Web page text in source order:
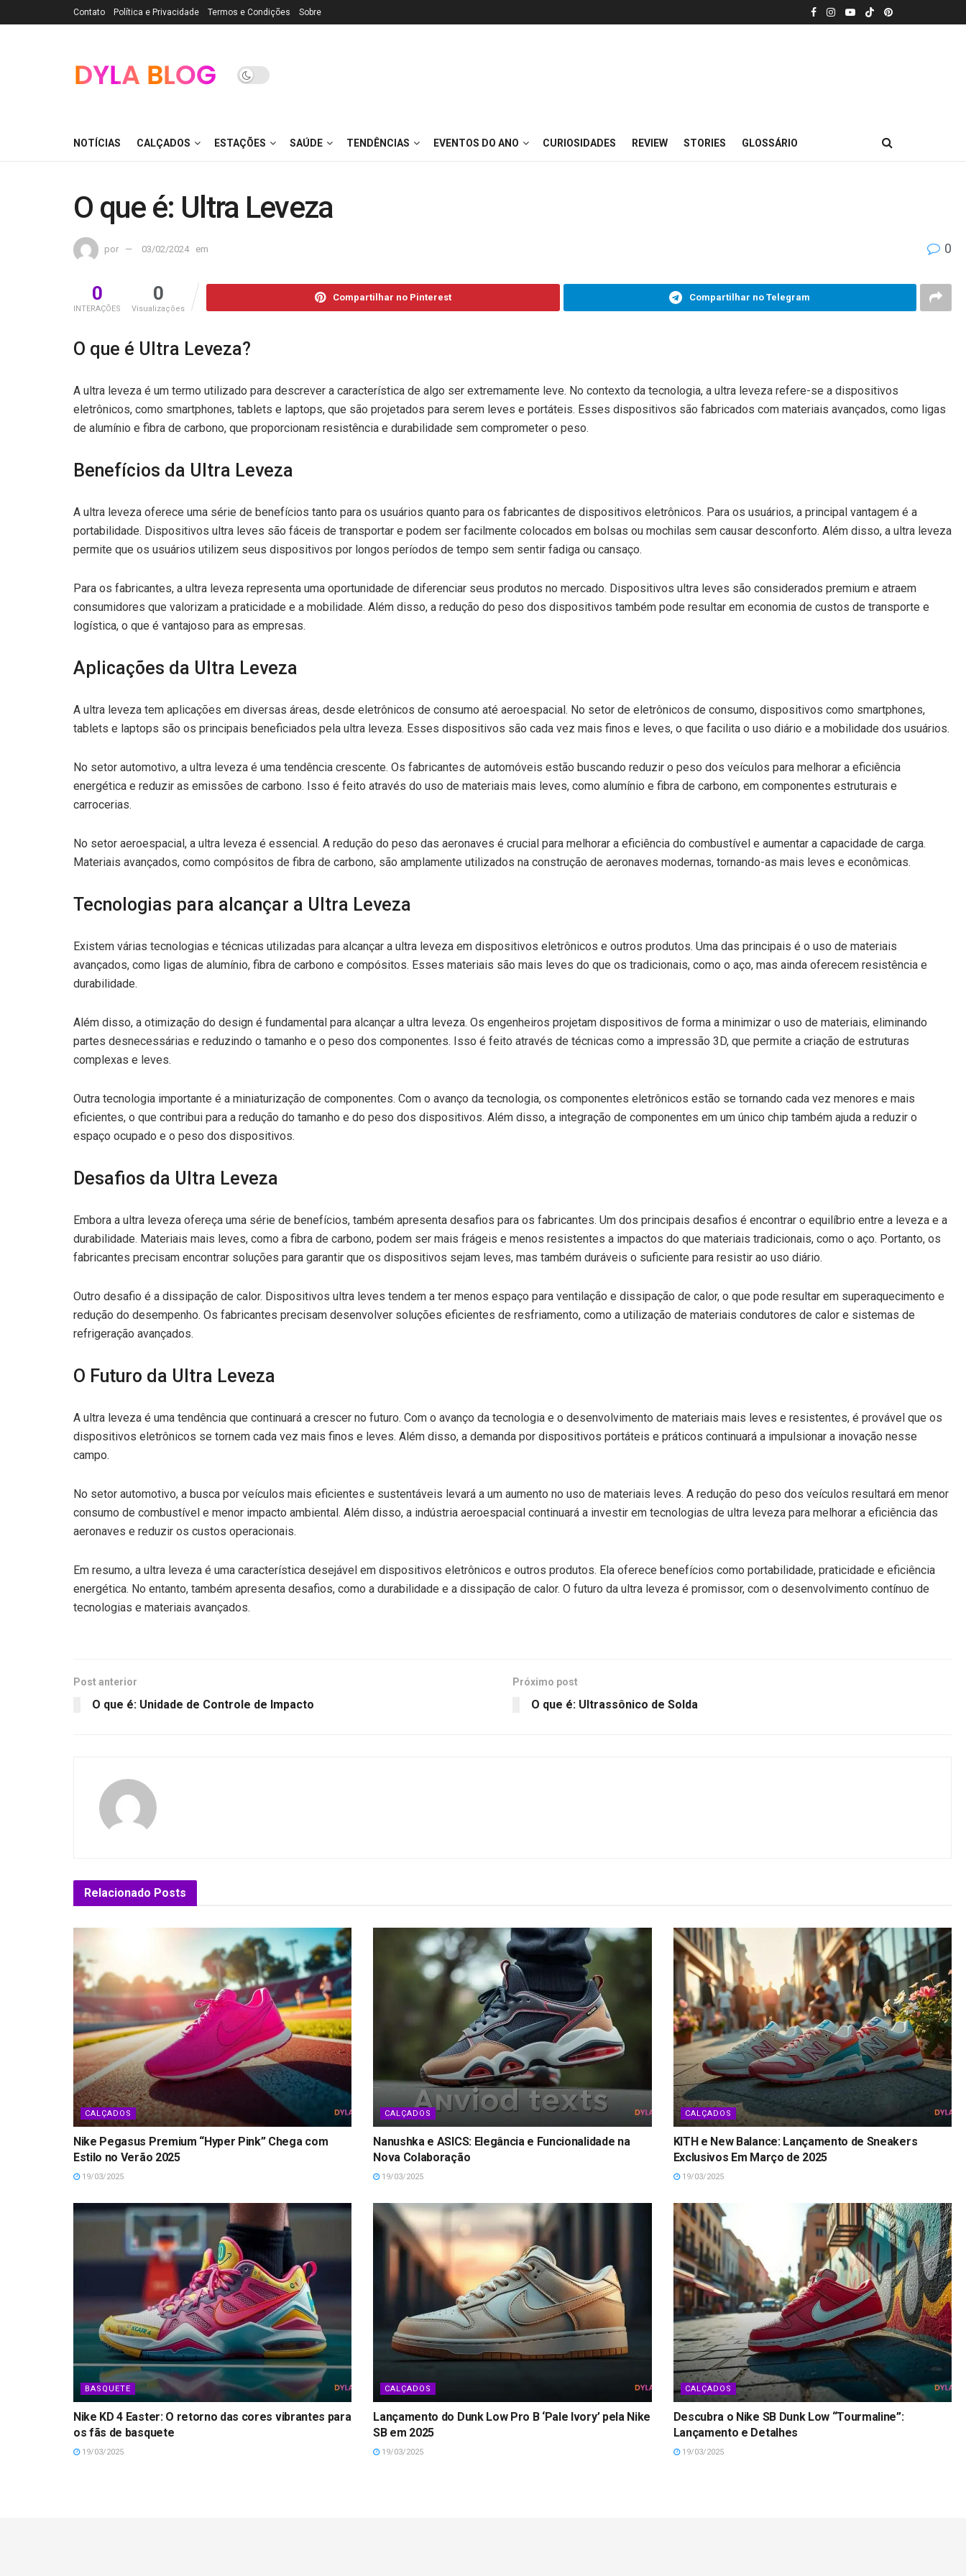
Contato Política e Privacidade Termos e Condições Sobre
NOTÍCIAS CALÇADOS ESTAÇÕES SAÚDE TENDÊNCIAS EVENTOS DO ANO CURIOSIDADES REVIEW STORIES GLOSSÁRIO
O que é: Ultra Leveza
por 03/02/2024 em 0
0
INTERAÇÕES
0
Visualizações
Compartilhar no Pinterest Compartilhar no Telegram
O que é Ultra Leveza?
A ultra leveza é um termo utilizado para descrever a característica de algo ser extremamente leve. No contexto da tecnologia, a ultra leveza refere-se a dispositivos
eletrônicos, como smartphones, tablets e laptops, que são projetados para serem leves e portáteis. Esses dispositivos são fabricados com materiais avançados, como ligas
de alumínio e fibra de carbono, que proporcionam resistência e durabilidade sem comprometer o peso.
Benefícios da Ultra Leveza
A ultra leveza oferece uma série de benefícios tanto para os usuários quanto para os fabricantes de dispositivos eletrônicos. Para os usuários, a principal vantagem é a
portabilidade. Dispositivos ultra leves são fáceis de transportar e podem ser facilmente colocados em bolsas ou mochilas sem causar desconforto. Além disso, a ultra leveza
permite que os usuários utilizem seus dispositivos por longos períodos de tempo sem sentir fadiga ou cansaço.
Para os fabricantes, a ultra leveza representa uma oportunidade de diferenciar seus produtos no mercado. Dispositivos ultra leves são considerados premium e atraem
consumidores que valorizam a praticidade e a mobilidade. Além disso, a redução do peso dos dispositivos também pode resultar em economia de custos de transporte e
logística, o que é vantajoso para as empresas.
Aplicações da Ultra Leveza
A ultra leveza tem aplicações em diversas áreas, desde eletrônicos de consumo até aeroespacial. No setor de eletrônicos de consumo, dispositivos como smartphones,
tablets e laptops são os principais beneficiados pela ultra leveza. Esses dispositivos são cada vez mais finos e leves, o que facilita o uso diário e a mobilidade dos usuários.
No setor automotivo, a ultra leveza é uma tendência crescente. Os fabricantes de automóveis estão buscando reduzir o peso dos veículos para melhorar a eficiência
energética e reduzir as emissões de carbono. Isso é feito através do uso de materiais mais leves, como alumínio e fibra de carbono, em componentes estruturais e
carrocerias.
No setor aeroespacial, a ultra leveza é essencial. A redução do peso das aeronaves é crucial para melhorar a eficiência do combustível e aumentar a capacidade de carga.
Materiais avançados, como compósitos de fibra de carbono, são amplamente utilizados na construção de aeronaves modernas, tornando-as mais leves e econômicas.
Tecnologias para alcançar a Ultra Leveza
Existem várias tecnologias e técnicas utilizadas para alcançar a ultra leveza em dispositivos eletrônicos e outros produtos. Uma das principais é o uso de materiais
avançados, como ligas de alumínio, fibra de carbono e compósitos. Esses materiais são mais leves do que os tradicionais, como o aço, mas ainda oferecem resistência e
durabilidade.
Além disso, a otimização do design é fundamental para alcançar a ultra leveza. Os engenheiros projetam dispositivos de forma a minimizar o uso de materiais, eliminando
partes desnecessárias e reduzindo o tamanho e o peso dos componentes. Isso é feito através de técnicas como a impressão 3D, que permite a criação de estruturas
complexas e leves.
Outra tecnologia importante é a miniaturização de componentes. Com o avanço da tecnologia, os componentes eletrônicos estão se tornando cada vez menores e mais
eficientes, o que contribui para a redução do tamanho e do peso dos dispositivos. Além disso, a integração de componentes em um único chip também ajuda a reduzir o
espaço ocupado e o peso dos dispositivos.
Desafios da Ultra Leveza
Embora a ultra leveza ofereça uma série de benefícios, também apresenta desafios para os fabricantes. Um dos principais desafios é encontrar o equilíbrio entre a leveza e a
durabilidade. Materiais mais leves, como a fibra de carbono, podem ser mais frágeis e menos resistentes a impactos do que materiais tradicionais, como o aço. Portanto, os
fabricantes precisam encontrar soluções para garantir que os dispositivos sejam leves, mas também duráveis o suficiente para resistir ao uso diário.
Outro desafio é a dissipação de calor. Dispositivos ultra leves tendem a ter menos espaço para ventilação e dissipação de calor, o que pode resultar em superaquecimento e
redução do desempenho. Os fabricantes precisam desenvolver soluções eficientes de resfriamento, como a utilização de materiais condutores de calor e sistemas de
refrigeração avançados.
O Futuro da Ultra Leveza
A ultra leveza é uma tendência que continuará a crescer no futuro. Com o avanço da tecnologia e o desenvolvimento de materiais mais leves e resistentes, é provável que os
dispositivos eletrônicos se tornem cada vez mais finos e leves. Além disso, a demanda por dispositivos portáteis e práticos continuará a impulsionar a inovação nesse
campo.
No setor automotivo, a busca por veículos mais eficientes e sustentáveis levará a um aumento no uso de materiais leves. A redução do peso dos veículos resultará em menor
consumo de combustível e menor impacto ambiental. Além disso, a indústria aeroespacial continuará a investir em tecnologias de ultra leveza para melhorar a eficiência das
aeronaves e reduzir os custos operacionais.
Em resumo, a ultra leveza é uma característica desejável em dispositivos eletrônicos e outros produtos. Ela oferece benefícios como portabilidade, praticidade e eficiência
energética. No entanto, também apresenta desafios, como a durabilidade e a dissipação de calor. O futuro da ultra leveza é promissor, com o desenvolvimento contínuo de
tecnologias e materiais avançados.
Post anterior
O que é: Unidade de Controle de Impacto
Próximo post
O que é: Ultrassônico de Solda
Relacionado Posts
CALÇADOS
Nike Pegasus Premium “Hyper Pink” Chega com
Estilo no Verão 2025
19/03/2025
CALÇADOS
Nanushka e ASICS: Elegância e Funcionalidade na
Nova Colaboração
19/03/2025
CALÇADOS
KITH e New Balance: Lançamento de Sneakers
Exclusivos Em Março de 2025
19/03/2025
BASQUETE
Nike KD 4 Easter: O retorno das cores vibrantes para
os fãs de basquete
19/03/2025
CALÇADOS
Lançamento do Dunk Low Pro B ‘Pale Ivory’ pela Nike
SB em 2025
19/03/2025
CALÇADOS
Descubra o Nike SB Dunk Low “Tourmaline”:
Lançamento e Detalhes
19/03/2025